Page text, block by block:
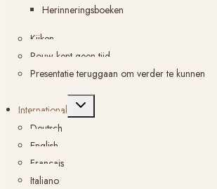
Herinneringsboeken
Kijken
Rouw kent geen tijd
Presentatie teruggaan om verder te kunnen
International
Toggle
Deutsch
English
Français
Italiano